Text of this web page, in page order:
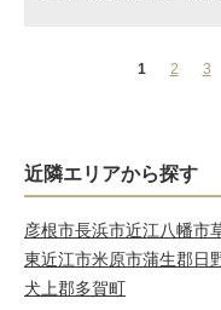
1 2 3
近隣エリアから探す
彦根市長浜市近江八幡市
東近江市米原市蒲生郡日
犬上郡多賀町